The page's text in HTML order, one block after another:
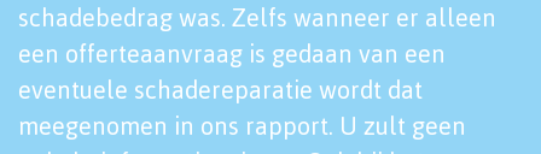
schadebedrag was. Zelfs wanneer er alleen
een offerteaanvraag is gedaan van een
eventuele schadereparatie wordt dat
meegenomen in ons rapport. U zult geen